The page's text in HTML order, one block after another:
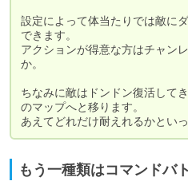
設定によって体当たりでは敵に
できます。
アクションが得意な方はチャン
か。
ちなみに敵はドンドン復活して
のマップへと移ります。
あえてどれだけ耐えれるかとい
もう一種類はコマンドバ